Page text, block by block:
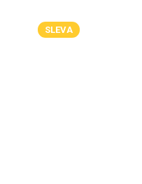
SLEVA